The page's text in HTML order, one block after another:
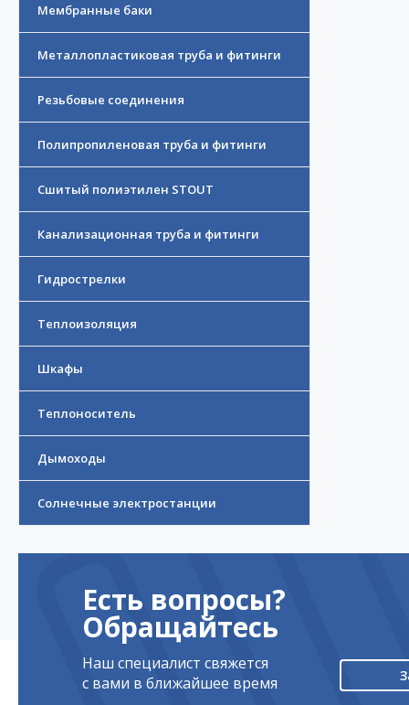
Мембранные баки
Металлопластиковая труба и фитинги
Резьбовые соединения
Полипропиленовая труба и фитинги
Сшитый полиэтилен STOUT
Канализационная труба и фитинги
Гидрострелки
Теплоизоляция
Шкафы
Теплоноситель
Дымоходы
Солнечные электростанции
Есть вопросы?
Обращайтесь
Наш специалист свяжется
с вами в ближайшее время